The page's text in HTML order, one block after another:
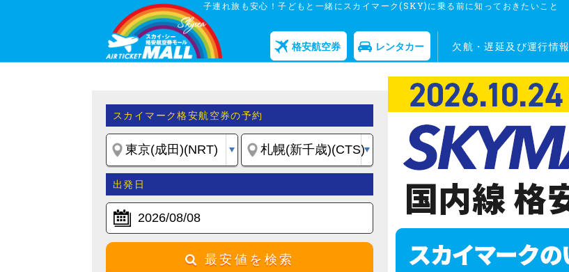
子連れ旅も安心！子どもと一緒にスカイマーク(SKY)に乗る前に知っておきたいこと
格安航空券 レンタカー 欠航・遅延及び運行情報
スカイマーク格安航空券の予約
出発日
最安値を検索